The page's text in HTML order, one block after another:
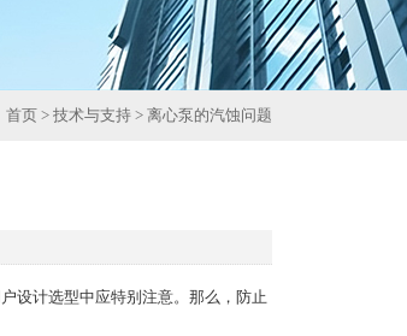
首页 > 技术与支持 > 离心泵的汽蚀问题
设计选型中应特别注意。那么，防止